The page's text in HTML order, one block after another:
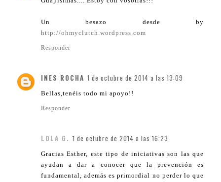
Un besazo desde by
http://ohmyclutch.wordpress.com
Responder
INES ROCHA 1 de octubre de 2014 a las 13:09
Bellas,tenéis todo mi apoyo!!
Responder
LOLA G. 1 de octubre de 2014 a las 16:23
Gracias Esther, este tipo de iniciativas son las que
ayudan a dar a conocer que la prevención es
fundamental, además es primordial no perder lo que